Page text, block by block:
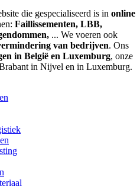
die gespecialiseerd is in online
Faillissementen, LBB,
... We voeren ook
van bedrijven. Ons
in België en Luxemburg, onze
in Nijvel en in Luxemburg.